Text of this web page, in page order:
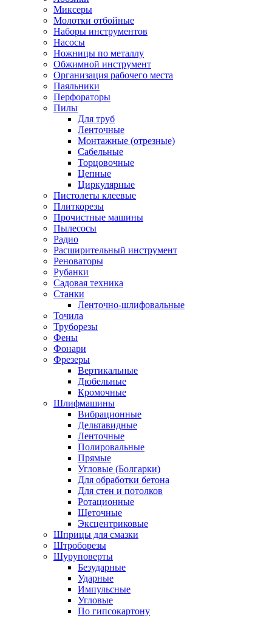
Миксеры
Молотки отбойные
Наборы инструментов
Насосы
Ножницы по металлу
Обжимной инструмент
Организация рабочего места
Паяльники
Перфораторы
Пилы
Для труб
Ленточные
Монтажные (отрезные)
Сабельные
Торцовочные
Цепные
Циркулярные
Пистолеты клеевые
Плиткорезы
Прочистные машины
Пылесосы
Радио
Расширительный инструмент
Реноваторы
Рубанки
Садовая техника
Станки
Ленточно-шлифовальные
Точила
Труборезы
Фены
Фонари
Фрезеры
Вертикальные
Дюбельные
Кромочные
Шлифмашины
Вибрационные
Дельтавидные
Ленточные
Полировальные
Прямые
Угловые (Болгарки)
Для обработки бетона
Для стен и потолков
Ротационные
Щеточные
Эксцентриковые
Шприцы для смазки
Штроборезы
Шуруповерты
Безударные
Ударные
Импульсные
Угловые
По гипсокартону